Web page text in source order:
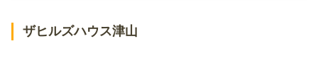
ピザカフェ 水のや
ザヒルズハウス津山